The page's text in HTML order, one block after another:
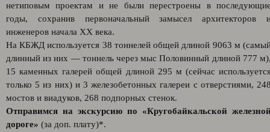
нетиповым проектам и не были перестроены в
годы, сохранив первоначальный замысел архитекторов
инженеров начала XX века.
На КБЖД используется 38 тоннелей общей длиной 9063 м
длинный из них — тоннель через мыс Половинный длиной 777
15 каменных галерей общей длиной 295 м (сейчас
только 5 из них) и 3 железобетонных галереи с отверстиями,
мостов и виадуков, 268 подпорных стенок.
Отправимся на экскурсию по «Кругобайкальской
дороге» (за доп. плату)*.